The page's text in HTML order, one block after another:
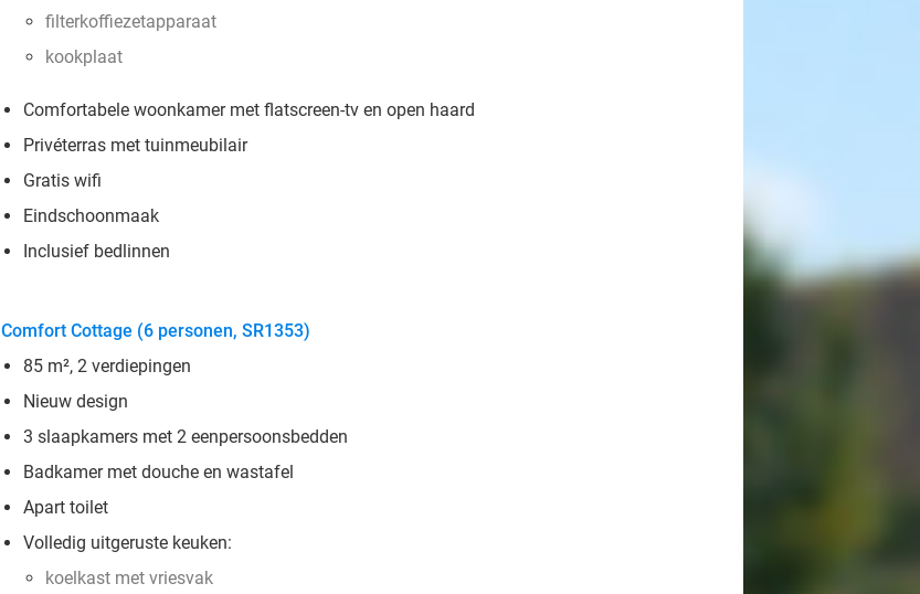
filterkoffiezetapparaat
kookplaat
Comfortabele woonkamer met flatscreen-tv en open haard
Privéterras met tuinmeubilair
Gratis wifi
Eindschoonmaak
Inclusief bedlinnen
Comfort Cottage (6 personen, SR1353)
85 m², 2 verdiepingen
Nieuw design
3 slaapkamers met 2 eenpersoonsbedden
Badkamer met douche en wastafel
Apart toilet
Volledig uitgeruste keuken:
koelkast met vriesvak